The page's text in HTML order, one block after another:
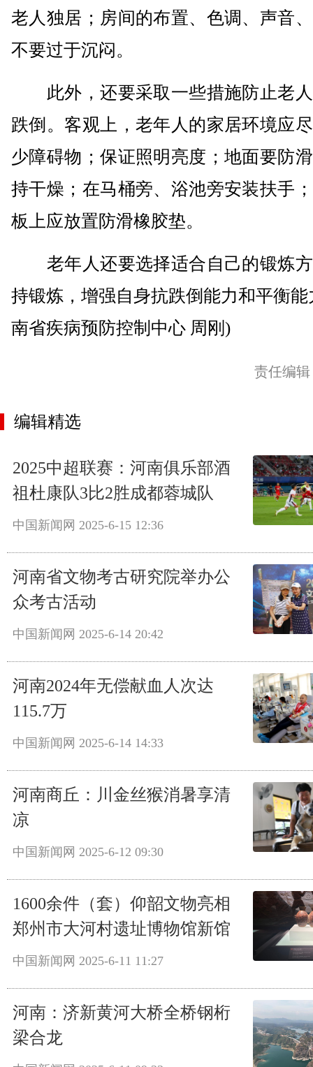
老人独居；房间的布置、色调、声音
不要过于沉闷。
此外，还要采取一些措施防止老
跌倒。客观上，老年人的家居环境应
少障碍物；保证照明亮度；地面要防
持干燥；在马桶旁、浴池旁安装扶手
板上应放置防滑橡胶垫。
老年人还要选择适合自己的锻炼
持锻炼，增强自身抗跌倒能力和平衡能
南省疾病预防控制中心 周刚)
责任编
编辑精选
2025中超联赛：河南俱乐部酒
祖杜康队3比2胜成都蓉城队
中国新闻网 2025-6-15 12:36
河南省文物考古研究院举办公
众考古活动
中国新闻网 2025-6-14 20:42
河南2024年无偿献血人次达
115.7万
中国新闻网 2025-6-14 14:33
河南商丘：川金丝猴消暑享清
凉
中国新闻网 2025-6-12 09:30
1600余件（套）仰韶文物亮相
郑州市大河村遗址博物馆新馆
中国新闻网 2025-6-11 11:27
河南：济新黄河大桥全桥钢桁
梁合龙